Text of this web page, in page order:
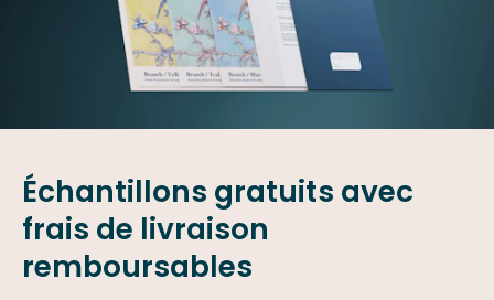
Échantillons gratuits avec
frais de livraison
remboursables